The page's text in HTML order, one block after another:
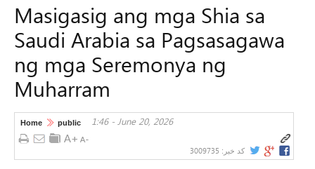
Masigasig ang mga Shia sa
Saudi Arabia sa Pagsasagawa
ng mga Seremonya ng
Muharram
Home public 1:46 - June 20, 2026
کد خبر: 3009735